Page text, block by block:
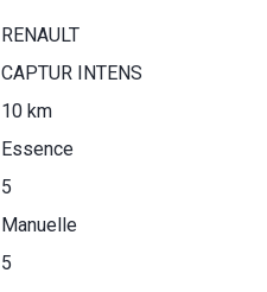
RENAULT
CAPTUR INTENS
10 km
Essence
5
Manuelle
5